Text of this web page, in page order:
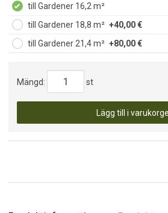
till Gardener 16,2 m²
till Gardener 18,8 m² +40,00 €
till Gardener 21,4 m² +80,00 €
Mängd: st
Lägg till i